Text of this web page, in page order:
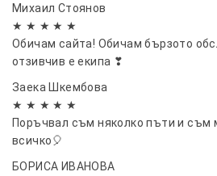
Михаил Стоянов
★ ★ ★ ★ ★
Обичам сайта! Обичам бързото
отзивчив е екипа ❣
Заека Шкембова
★ ★ ★ ★ ★
Поръчвал съм няколко пъти и съм
всичко🎈
БОРИСА ИВАНОВА